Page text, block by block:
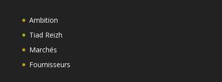
Ambition
Tiad Reizh
Marchés
Fournisseurs